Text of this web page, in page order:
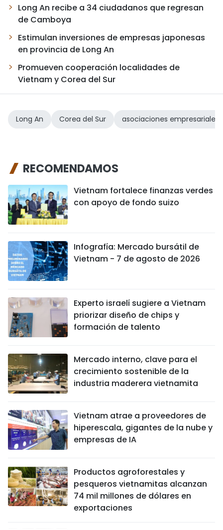
Long An recibe a 34 ciudadanos que regresan
de Camboya
Estimulan inversiones de empresas japonesas
en provincia de Long An
Promueven cooperación localidades de
Vietnam y Corea del Sur
Long An Corea del Sur asociaciones empresariales
RECOMENDAMOS
Vietnam fortalece finanzas verdes
con apoyo de fondo suizo
Infografía: Mercado bursátil de
Vietnam - 7 de agosto de 2026
Experto israelí sugiere a Vietnam
priorizar diseño de chips y
formación de talento
Mercado interno, clave para el
crecimiento sostenible de la
industria maderera vietnamita
Vietnam atrae a proveedores de
hiperescala, gigantes de la nube y
empresas de IA
Productos agroforestales y
pesqueros vietnamitas alcanzan
74 mil millones de dólares en
exportaciones